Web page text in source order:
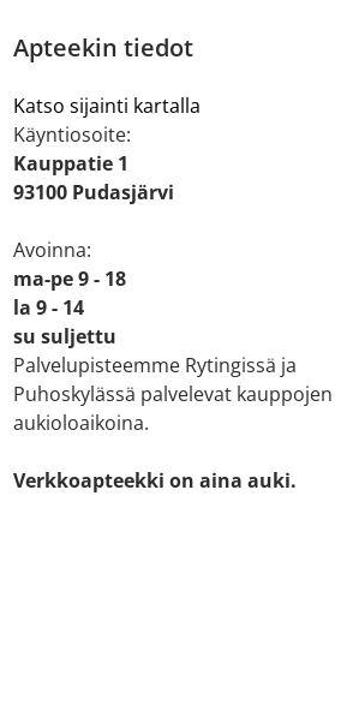
Apteekin tiedot
Katso sijainti kartalla
Käyntiosoite:
Kauppatie 1
93100 Pudasjärvi
Avoinna:
ma-pe 9 - 18
la 9 - 14
su suljettu
Palvelupisteemme Rytingissä ja
Puhoskylässä palvelevat kauppojen
aukioloaikoina.
Verkkoapteekki on aina auki.